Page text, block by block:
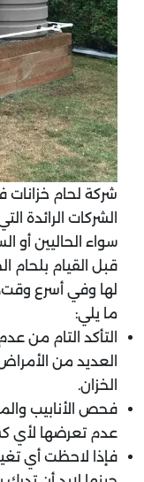
شركة لحام
الشركات الرائدة
سواء الحاليين أو
قبل القيام بلحام
لها وفي أسرع وقت،
ما يلي:
التأكد التام من
العديد من
الخزان.
فحص الأنابيب
عدم تعرضها لأي
فإذا لاحظت أي